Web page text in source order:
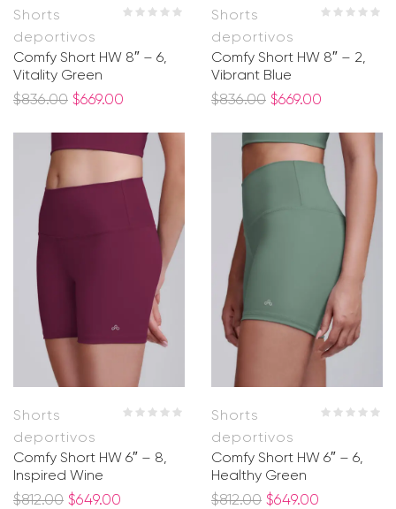
Shorts
deportivos
Comfy Short HW 8″ – 6,
Vitality Green
$836.00 $669.00
Shorts
deportivos
Comfy Short HW 8″ – 2,
Vibrant Blue
$836.00 $669.00
Shorts
deportivos
Comfy Short HW 6″ – 8,
Inspired Wine
$812.00 $649.00
Shorts
deportivos
Comfy Short HW 6″ – 6,
Healthy Green
$812.00 $649.00